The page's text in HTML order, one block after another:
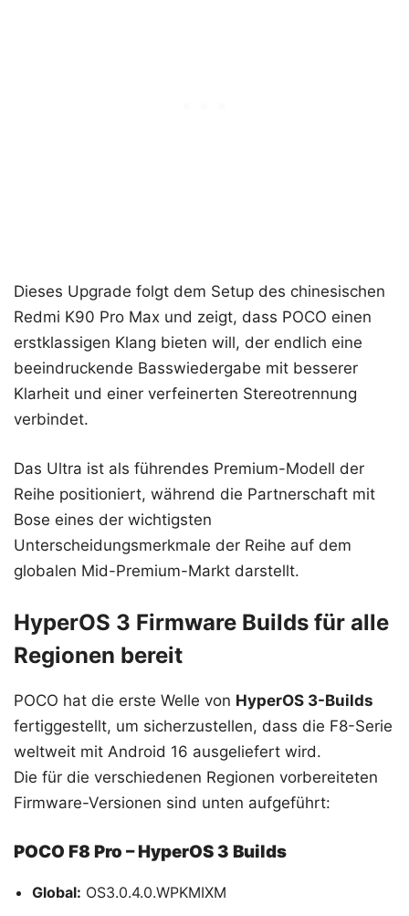
Dieses Upgrade folgt dem Setup des chinesischen
Redmi K90 Pro Max und zeigt, dass POCO einen
erstklassigen Klang bieten will, der endlich eine
beeindruckende Basswiedergabe mit besserer
Klarheit und einer verfeinerten Stereotrennung
verbindet.
Das Ultra ist als führendes Premium-Modell der
Reihe positioniert, während die Partnerschaft mit
Bose eines der wichtigsten
Unterscheidungsmerkmale der Reihe auf dem
globalen Mid-Premium-Markt darstellt.
HyperOS 3 Firmware Builds für alle
Regionen bereit
POCO hat die erste Welle von HyperOS 3-Builds
fertiggestellt, um sicherzustellen, dass die F8-Serie
weltweit mit Android 16 ausgeliefert wird.
Die für die verschiedenen Regionen vorbereiteten
Firmware-Versionen sind unten aufgeführt:
POCO F8 Pro – HyperOS 3 Builds
Global: OS3.0.4.0.WPKMIXM